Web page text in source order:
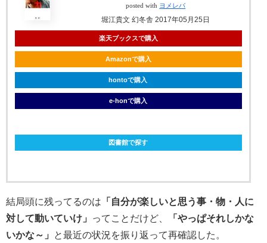
posted with ヨメレバ
堀江貴文 幻冬舎 2017年05月25日
楽天ブックスで購入
Amazonで購入
hontoで購入
e-honで購入
図書館で探す
結局頭に残ってるのは 「自分が楽しいと思う事・物・人に
対して動いていけ」
ってことだけど、
「やっぱそれしかな
いかな～」
と最近の状況を振り返って再確認した。